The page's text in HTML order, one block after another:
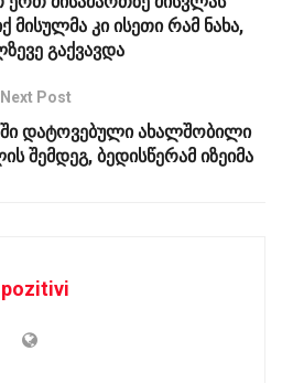
მისულმა კი ისეთი რამ ნახა,
გაქვავდა
Next Post
დატოვებული ახალშობილი
შემდეგ, ბედისწერამ იზეიმა
pozitivi